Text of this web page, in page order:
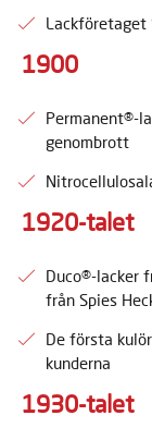
Lackföretaget
1900
Permanent®-
genombrott
1920-talet
Duco®-lacker
från Spies
De första
kunderna
1930-talet